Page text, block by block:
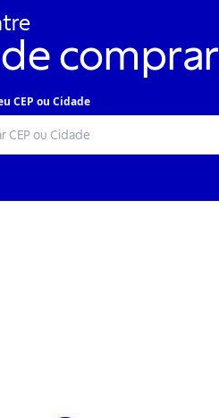
comprar
CEP ou Cidade